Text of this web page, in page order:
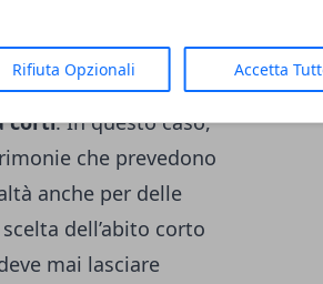
Rifiuta Opzionali Accetta
eventi che si
“in caldo” per delle
ore 16. Tutt’altro
corti. In questo caso,
che prevedono
anche per delle
dell’abito corto
mai lasciare